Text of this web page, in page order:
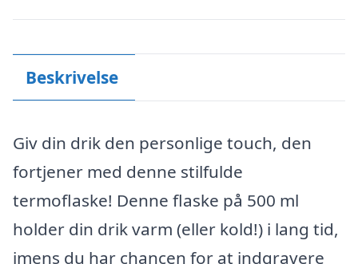
Beskrivelse
Giv din drik den personlige touch, den
fortjener med denne stilfulde
termoflaske! Denne flaske på 500 ml
holder din drik varm (eller kold!) i lang tid,
imens du har chancen for at indgravere